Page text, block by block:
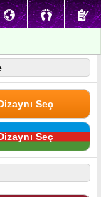
Seç
Seç